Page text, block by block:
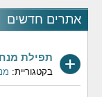
אתרים חדשים
תפילת
בקטגוריית: